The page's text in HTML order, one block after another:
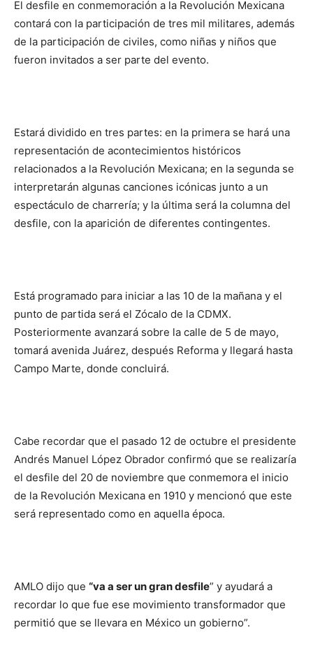
El desfile en conmemoración a la Revolución Mexicana
contará con la participación de tres mil militares, además
de la participación de civiles, como niñas y niños que
fueron invitados a ser parte del evento.
Estará dividido en tres partes: en la primera se hará una
representación de acontecimientos históricos
relacionados a la Revolución Mexicana; en la segunda se
interpretarán algunas canciones icónicas junto a un
espectáculo de charrería; y la última será la columna del
desfile, con la aparición de diferentes contingentes.
Está programado para iniciar a las 10 de la mañana y el
punto de partida será el Zócalo de la CDMX.
Posteriormente avanzará sobre la calle de 5 de mayo,
tomará avenida Juárez, después Reforma y llegará hasta
Campo Marte, donde concluirá.
Cabe recordar que el pasado 12 de octubre el presidente
Andrés Manuel López Obrador confirmó que se realizaría
el desfile del 20 de noviembre que conmemora el inicio
de la Revolución Mexicana en 1910 y mencionó que este
será representado como en aquella época.
AMLO dijo que “va a ser un gran desfile” y ayudará a
recordar lo que fue ese movimiento transformador que
permitió que se llevara en México un gobierno”.